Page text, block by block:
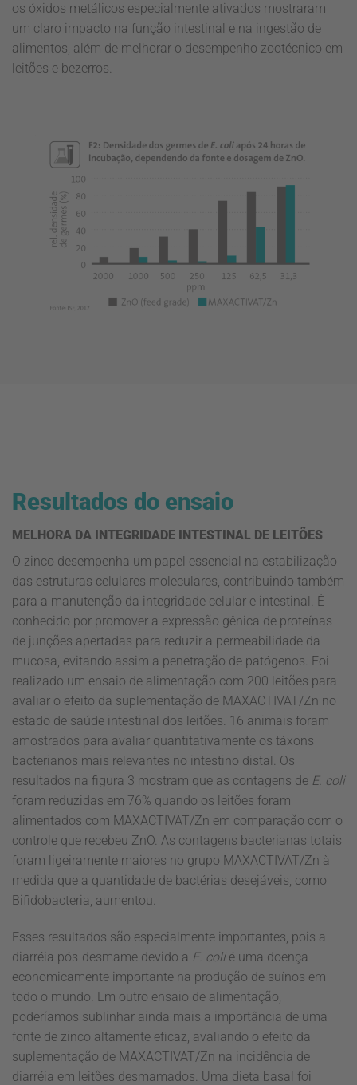
os óxidos metálicos especialmente ativados mostraram
um claro impacto na função intestinal e na ingestão de
alimentos, além de melhorar o desempenho zootécnico em
leitões e bezerros.
Resultados do ensaio
MELHORA DA INTEGRIDADE INTESTINAL DE LEITÕES
O zinco desempenha um papel essencial na estabilização
das estruturas celulares moleculares, contribuindo também
para a manutenção da integridade celular e intestinal. É
conhecido por promover a expressão gênica de proteínas
de junções apertadas para reduzir a permeabilidade da
mucosa, evitando assim a penetração de patógenos. Foi
realizado um ensaio de alimentação com 200 leitões para
avaliar o efeito da suplementação de MAXACTIVAT/Zn no
estado de saúde intestinal dos leitões. 16 animais foram
amostrados para avaliar quantitativamente os táxons
bacterianos mais relevantes no intestino distal. Os
resultados na figura 3 mostram que as contagens de E. coli
foram reduzidas em 76% quando os leitões foram
alimentados com MAXACTIVAT/Zn em comparação com o
controle que recebeu ZnO. As contagens bacterianas totais
foram ligeiramente maiores no grupo MAXACTIVAT/Zn à
medida que a quantidade de bactérias desejáveis, como
Bifidobacteria, aumentou.
Esses resultados são especialmente importantes, pois a
diarréia pós-desmame devido a E. colié uma doença
economicamente importante na produção de suínos em
todo o mundo. Em outro ensaio de alimentação,
poderíamos sublinhar ainda mais a importância de uma
fonte de zinco altamente eficaz, avaliando o efeito da
suplementação de MAXACTIVAT/Zn na incidência de
diarréia em leitões desmamados. Uma dieta basal foi